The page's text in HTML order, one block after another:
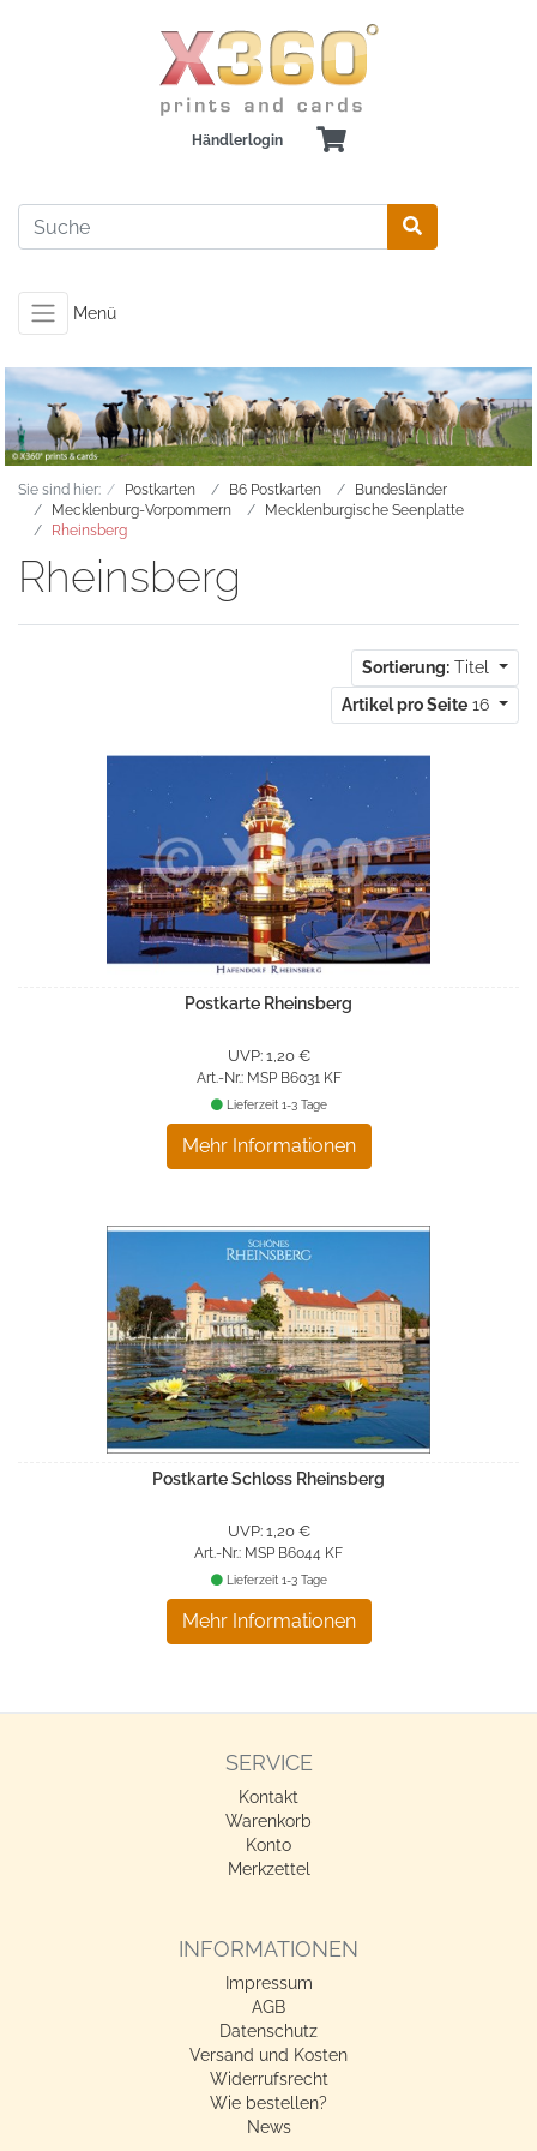
Händlerlogin
Menü
Sie sind hier: Postkarten B6 Postkarten
Bundesländer
Mecklenburg-Vorpommern
Mecklenburgische Seenplatte
Rheinsberg
Rheinsberg
Sortierung: Titel
Artikel pro Seite 16
Postkarte Rheinsberg
UVP: 1,20 €
Art.-Nr.: MSP B6031 KF
Mehr Informationen
Lieferzeit 1-3 Tage
Postkarte Schloss Rheinsberg
UVP: 1,20 €
Art.-Nr.: MSP B6044 KF
Mehr Informationen
Lieferzeit 1-3 Tage
SERVICE
Kontakt
Warenkorb
Konto
Merkzettel
INFORMATIONEN
Impressum
AGB
Datenschutz
Versand und Kosten
Widerrufsrecht
Wie bestellen?
News